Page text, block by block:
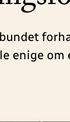
enige om